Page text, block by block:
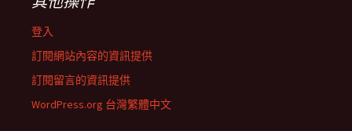
登入
訂閱網站內容的資訊提供
訂閱留言的資訊提供
WordPress.org 台灣繁體中文